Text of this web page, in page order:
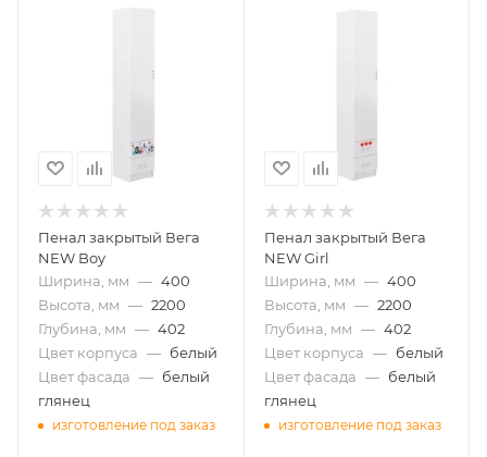
Пенал закрытый Вега
NEW Boy
Ширина, мм — 400
Высота, мм — 2200
Глубина, мм — 402
Цвет корпуса — белый
Цвет фасада — белый
глянец
изготовление под заказ
Пенал закрытый Вега
NEW Girl
Ширина, мм — 400
Высота, мм — 2200
Глубина, мм — 402
Цвет корпуса — белый
Цвет фасада — белый
глянец
изготовление под заказ